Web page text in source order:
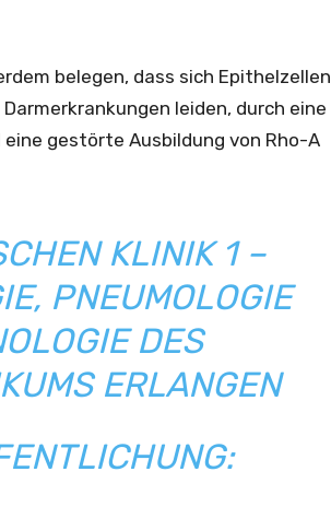
belegen, dass sich Epithelzellen
leiden, durch eine
gestörte Ausbildung von Rho-A
KLINIK 1 –
PNEUMOLOGIE
DES
ERLANGEN